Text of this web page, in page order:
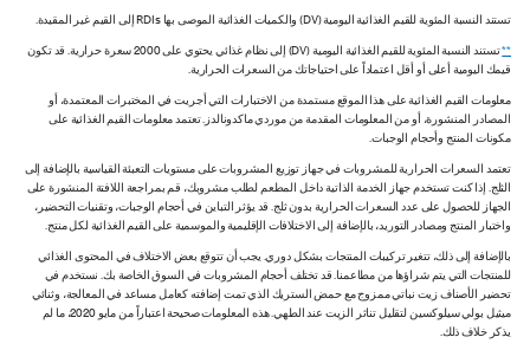
تستند النسبة المئوية للقيم الغذائية اليومية (DV) والكميات الغذائية الموصى بها RDIs إلى القيم غير المقيدة.
**
تستند النسبة المئوية للقيم الغذائية اليومية (DV) إلى نظام غذائي يحتوي على 2000 سعرة حرارية. قد تكون
قيمك اليومية أعلى أو أقل اعتماداً على احتياجاتك من السعرات الحرارية.
معلومات القيم الغذائية على هذا الموقع مستمدة من الاختبارات التي أجريت في المختبرات المعتمدة، أو
المصادر المنشورة، أو من المعلومات المقدمة من موردي ماكدونالدز. تعتمد معلومات القيم الغذائية على
مكونات المنتج وأحجام الوجبات.
تعتمد السعرات الحرارية للمشروبات في جهاز توزيع المشروبات على مستويات التعبئة القياسية بالإضافة إلى
الثلج. إذا كنت تستخدم جهاز الخدمة الذاتية داخل المطعم لطلب مشروبك، قم بمراجعة اللافتة المنشورة على
الجهاز للحصول على عدد السعرات الحرارية بدون ثلج. قد يؤثر التباين في أحجام الوجبات، وتقنيات التحضير،
واختبار المنتج ومصادر التوريد، بالإضافة إلى الاختلافات الإقليمية والموسمية على القيم الغذائية لكل منتج.
بالإضافة إلى ذلك، تتغير تركيبات المنتجات بشكل دوري. يجب أن تتوقع بعض الاختلاف في المحتوى الغذائي
للمنتجات التي يتم شراؤها من مطاعمنا. قد تختلف أحجام المشروبات في السوق الخاصة بك. نستخدم في
تحضير الأصناف زيت نباتي ممزوج مع حمض الستريك الذي تمت إضافته كعامل مساعد في المعالجة، وثنائي
ميثيل بولي سيلوكسين لتقليل تناثر الزيت عند الطهي. هذه المعلومات صحيحة اعتباراً من مايو 2020، ما لم
يذكر خلاف ذلك.